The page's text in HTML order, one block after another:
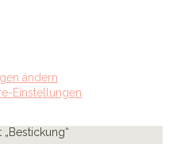
ändern
Einstellungen